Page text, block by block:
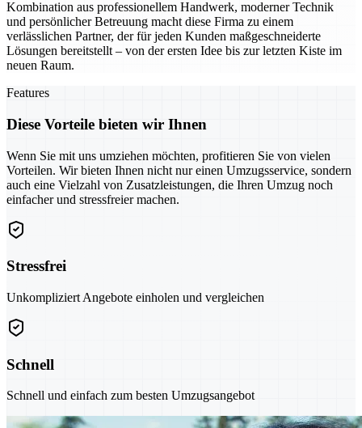
Kombination aus professionellem Handwerk, moderner Technik
und persönlicher Betreuung macht diese Firma zu einem
verlässlichen Partner, der für jeden Kunden maßgeschneiderte
Lösungen bereitstellt – von der ersten Idee bis zur letzten Kiste im
neuen Raum.
Features
Diese Vorteile bieten wir Ihnen
Wenn Sie mit uns umziehen möchten, profitieren Sie von vielen
Vorteilen. Wir bieten Ihnen nicht nur einen Umzugsservice, sondern
auch eine Vielzahl von Zusatzleistungen, die Ihren Umzug noch
einfacher und stressfreier machen.
Stressfrei
Unkompliziert Angebote einholen und vergleichen
Schnell
Schnell und einfach zum besten Umzugsangebot